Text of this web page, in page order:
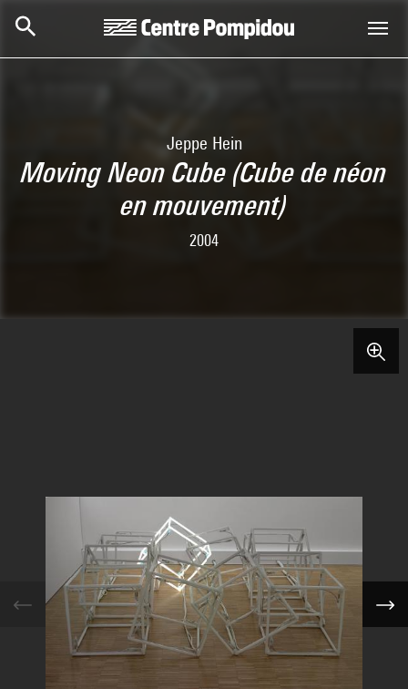
Jeppe Hein
Moving Neon Cube (Cube de néon
en mouvement)
2004